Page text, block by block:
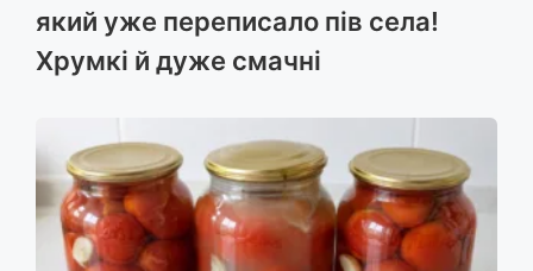
який уже переписало пів села!
Хрумкі й дуже смачні